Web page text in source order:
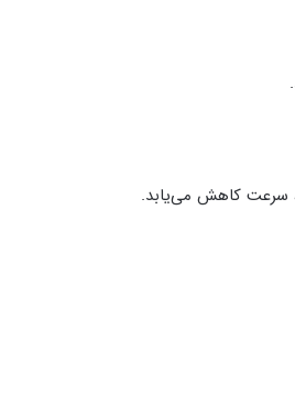
سرعت کاهش می‌یابد.